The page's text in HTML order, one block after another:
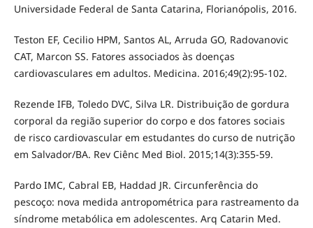
Universidade Federal de Santa Catarina, Florianópolis, 2016.
Teston EF, Cecilio HPM, Santos AL, Arruda GO, Radovanovic
CAT, Marcon SS. Fatores associados às doenças
cardiovasculares em adultos. Medicina. 2016;49(2):95-102.
Rezende IFB, Toledo DVC, Silva LR. Distribuição de gordura
corporal da região superior do corpo e dos fatores sociais
de risco cardiovascular em estudantes do curso de nutrição
em Salvador/BA. Rev Ciênc Med Biol. 2015;14(3):355-59.
Pardo IMC, Cabral EB, Haddad JR. Circunferência do
pescoço: nova medida antropométrica para rastreamento da
síndrome metabólica em adolescentes. Arq Catarin Med.